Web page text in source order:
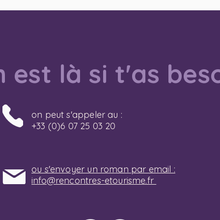
est là si t'as
on peut s'appeler au :
+33 (0)6 07 25 03 20
ou s'envoyer un roman par email :
info@rencontres-etourisme.fr